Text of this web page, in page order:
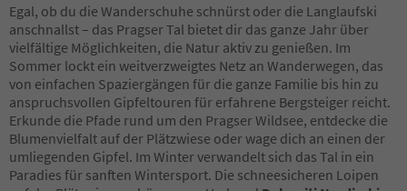
Egal, ob du die Wanderschuhe schnürst oder die Langlaufski
anschnallst – das Pragser Tal bietet dir das ganze Jahr über
vielfältige Möglichkeiten, die Natur aktiv zu genießen. Im
Sommer lockt ein weitverzweigtes Netz an Wanderwegen, das
von einfachen Spaziergängen für die ganze Familie bis hin zu
anspruchsvollen Gipfeltouren für erfahrene Bergsteiger reicht.
Erkunde die Pfade rund um den Pragser Wildsee, entdecke die
Blumenvielfalt auf der Plätzwiese oder wage dich an einen der
umliegenden Gipfel. Im Winter verwandelt sich das Tal in ein
Paradies für sanften Wintersport. Die schneesicheren Loipen